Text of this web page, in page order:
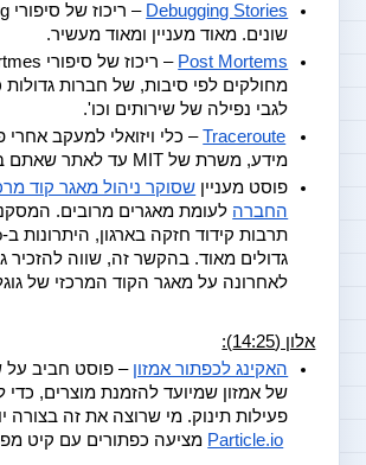
Debugging Stories
שונים. מאוד מעניין ומאוד מעשיר.
Post Mortems
לגבי נפילה של שירותים וכו'.
Traceroute
מידע, משרת של MIT עד לאתר שאתם בוחרים.
פוסט מעניין
החברה
לאחרונה על מאגר הקוד המרכזי של
אלון (14:25):
האקינג לכפתור אמזון
פעילות תינוק. מי שרוצה את זה בצורה
Particle.io מציעה כפתורים עם קיט